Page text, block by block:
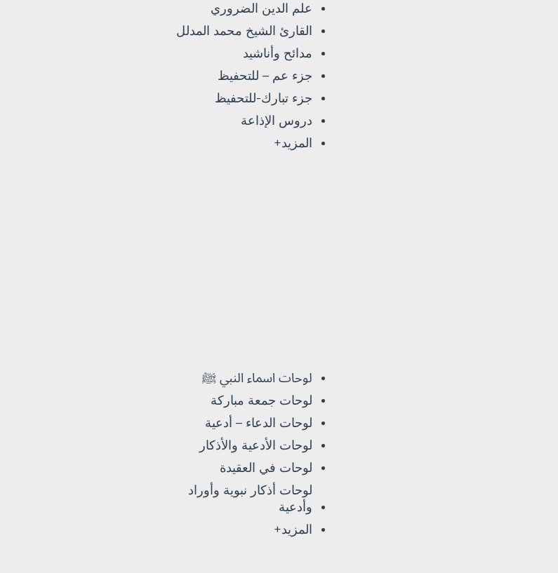
علم الدين الضروري
القارئ الشيخ محمد المدلل
مدائح وأناشيد
جزء عم – للتحفيظ
جزء تبارك-للتحفيظ
دروس الإذاعة
المزيد+
لوحات اسماء النبي ﷺ
لوحات جمعة مباركة
لوحات الدعاء – أدعية
لوحات الأدعية والأذكار
لوحات في العقيدة
لوحات أذكار نبوية وأوراد
وأدعية
المزيد+